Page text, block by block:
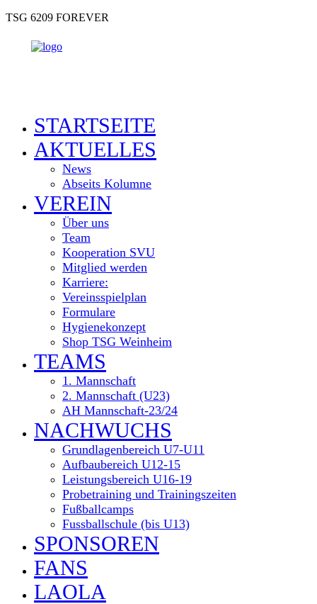
TSG 6209 FOREVER
STARTSEITE
AKTUELLES
News
Abseits Kolumne
VEREIN
Über uns
Team
Kooperation SVU
Mitglied werden
Karriere:
Vereinsspielplan
Formulare
Hygienekonzept
Shop TSG Weinheim
TEAMS
1. Mannschaft
2. Mannschaft (U23)
AH Mannschaft-23/24
NACHWUCHS
Grundlagenbereich U7-U11
Aufbaubereich U12-15
Leistungsbereich U16-19
Probetraining und Trainingszeiten
Fußballcamps
Fussballschule (bis U13)
SPONSOREN
FANS
LAOLA